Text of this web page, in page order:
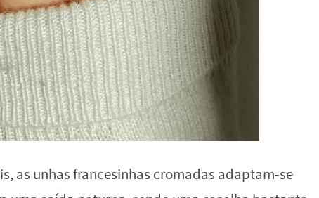
as unhas francesinhas cromadas adaptam-se